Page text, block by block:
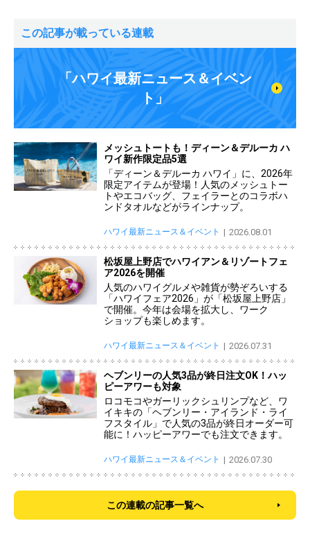
この記事が載っている連載
「ハワイ最新ニュース＆イベン
ト」
メッシュトートも！ディーン＆デルーカ ハ
ワイ新作限定品5選
「ディーン＆デルーカ ハワイ」に、2026年
限定アイテムが登場！人気のメッシュトー
トやエコバッグ、フェイラーとのコラボハ
ンドタオルなどがラインナップ。
ハワイ最新ニュース＆イベント 2026.08.01
松坂屋上野店でハワイアン＆リゾートフェ
ア2026を開催
人気のハワイグルメや雑貨が勢ぞろいする
「ハワイフェア2026」が「松坂屋上野店」
で開催。今年は会場を拡大し、ワーク
ショップも楽しめます。
ハワイ最新ニュース＆イベント 2026.07.31
ヘブンリーの人気3品が終日注文OK！ハッ
ピーアワーも対象
ロコモコやガーリックシュリンプなど、ワ
イキキの「ヘブンリー・アイランド・ライ
フスタイル」で人気の3品が終日オーダー可
能に！ハッピーアワーでも注文できます。
ハワイ最新ニュース＆イベント 2026.07.30
この連載の記事一覧へ